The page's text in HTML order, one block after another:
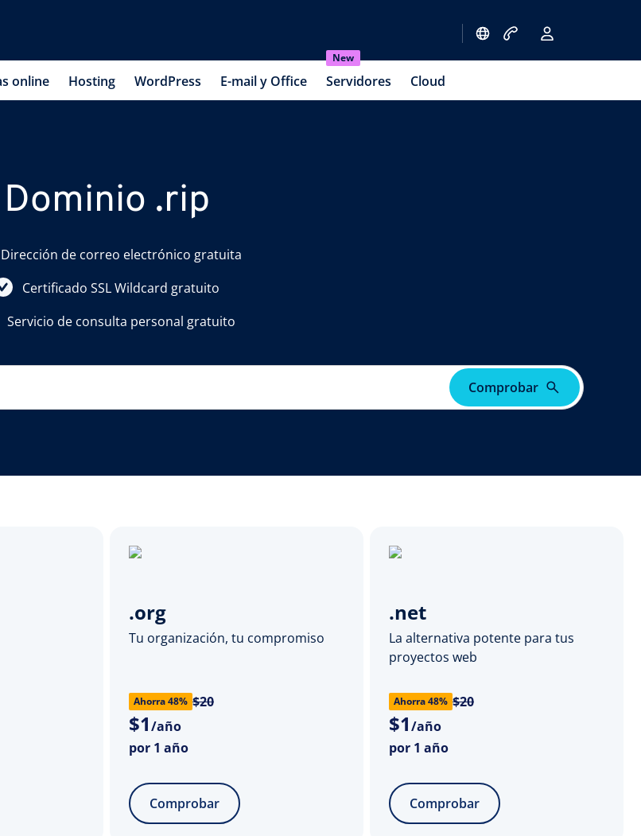
online Hosting WordPress E-mail y Office
New
Servidores Cloud
Dominio .rip
Dirección de correo electrónico gratuita
Certificado SSL Wildcard gratuito
Servicio de consulta personal gratuito
Comprobar
.org
Tu organización, tu compromiso
Ahorra 48% $20
$1/año
por 1 año
Comprobar
.net
La alternativa potente para tus
proyectos web
Ahorra 48% $20
$1/año
por 1 año
Comprobar